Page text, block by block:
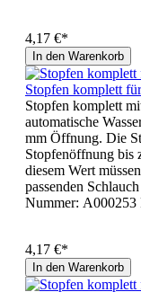
4,17 €*
In den Warenkorb
Stopfen komplett
Stopfen komplett
automatische
mm Öffnung. Die
Stopfenöffnung bis
diesem Wert
passenden
Nummer: A000253
4,17 €*
In den Warenkorb